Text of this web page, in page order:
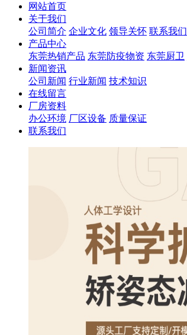
网站首页
关于我们
公司简介 企业文化 领导关怀 联系我们
产品中心
东莞热销产品 东莞防疫物资 东莞厨卫
新闻资讯
公司新闻 行业新闻 技术知识
在线留言
厂房资料
办公环境 厂区设备 质量保证
联系我们